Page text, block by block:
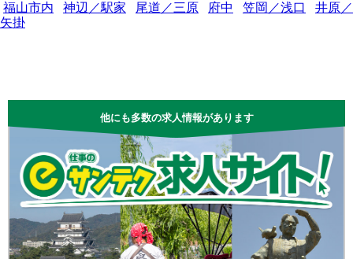
福山市内 神辺／駅家 尾道／三原 府中 笠岡／浅口
井原／
矢掛
他にも多数の求人情報があります